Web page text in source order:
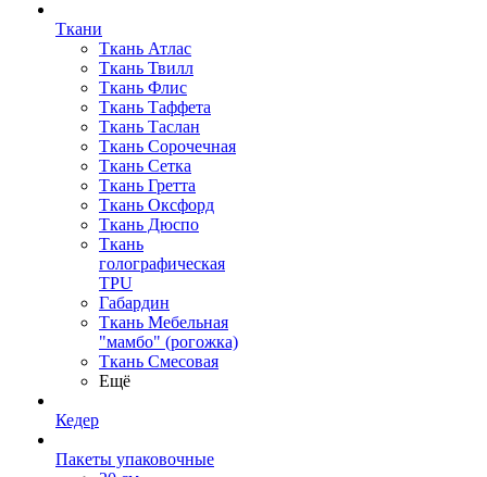
Ткани
Ткань Атлас
Ткань Твилл
Ткань Флис
Ткань Таффета
Ткань Таслан
Ткань Сорочечная
Ткань Сетка
Ткань Гретта
Ткань Оксфорд
Ткань Дюспо
Ткань
голографическая
TPU
Габардин
Ткань Мебельная
"мамбо" (рогожка)
Ткань Смесовая
Ещё
Кедер
Пакеты упаковочные